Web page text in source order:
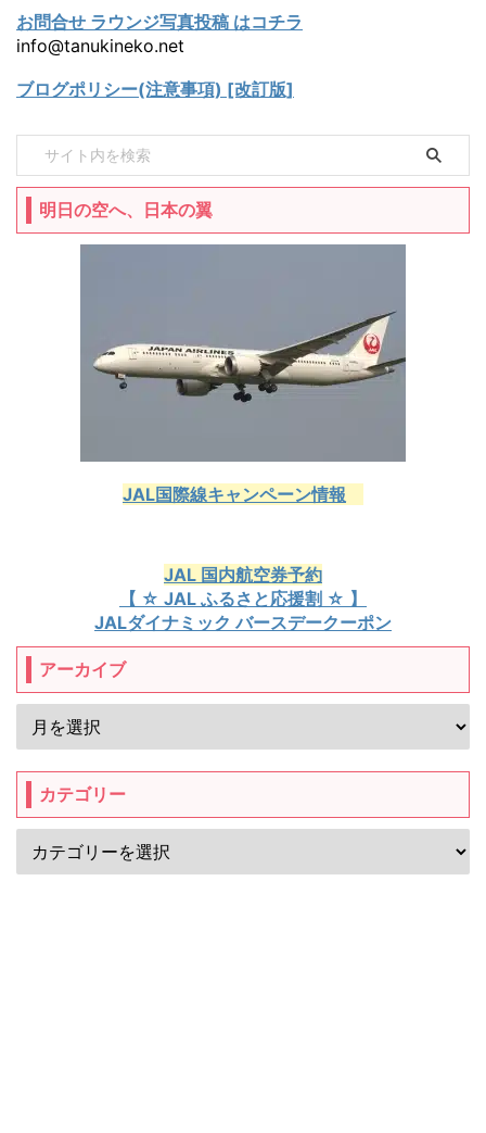
お問合せ ラウンジ写真投稿 はコチラ
info@tanukineko.net
ブログポリシー(注意事項) [改訂版]
明日の空へ、日本の翼
JAL国際線キャンペーン情報
JAL 国内航空券予約
【 ☆ JAL ふるさと応援割 ☆ 】
JALダイナミック バースデークーポン
アーカイブ
カテゴリー